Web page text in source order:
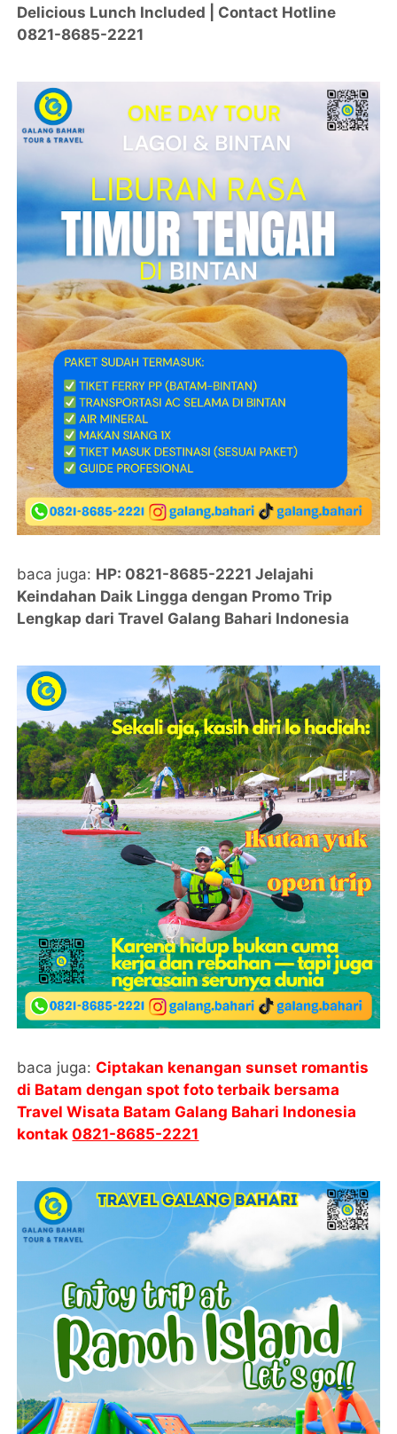
Delicious Lunch Included | Contact Hotline
0821-8685-2221
baca juga: HP: 0821-8685-2221 Jelajahi
Keindahan Daik Lingga dengan Promo Trip
Lengkap dari Travel Galang Bahari Indonesia
baca juga:Ciptakan kenangan sunset romantis
di Batam dengan spot foto terbaik bersama
Travel Wisata Batam Galang Bahari Indonesia
kontak0821-8685-2221